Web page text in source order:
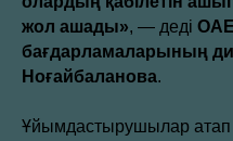
жол ашады», — деді
бағдарламаларының
Ноғайбаланова.
Ұйымдастырушылар атап